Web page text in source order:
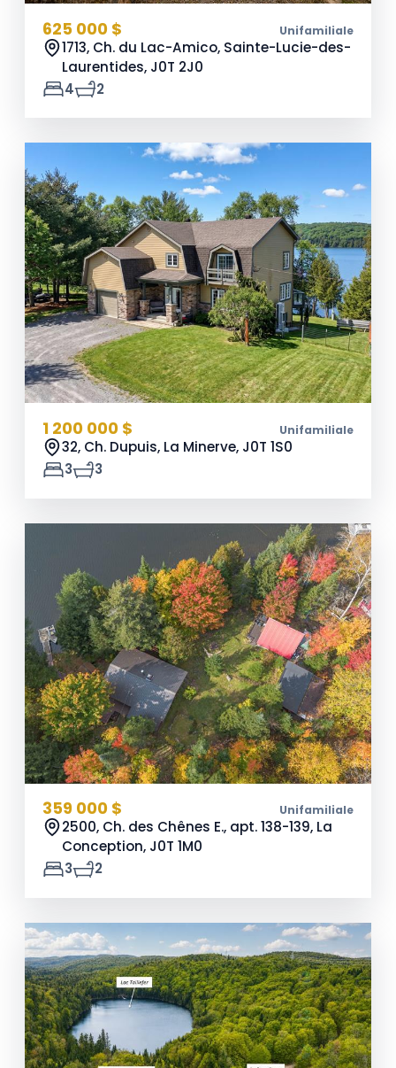
625 000 $ Unifamiliale
1713, Ch. du Lac-Amico, Sainte-Lucie-des-
Laurentides, J0T 2J0
4
2
1 200 000 $ Unifamiliale
32, Ch. Dupuis, La Minerve, J0T 1S0
3
3
359 000 $ Unifamiliale
2500, Ch. des Chênes E., apt. 138-139, La
Conception, J0T 1M0
3
2